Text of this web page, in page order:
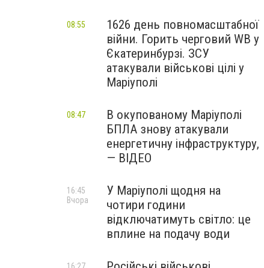
1626 день повномасштабної
війни. Горить черговий WB у
Єкатеринбурзі. ЗСУ
атакували військові цілі у
Маріуполі
08:55
В окупованому Маріуполі
БПЛА знову атакували
енергетичну інфраструктуру,
— ВІДЕО
08:47
У Маріуполі щодня на
чотири години
відключатимуть світло: це
вплине на подачу води
16:45
Вчора